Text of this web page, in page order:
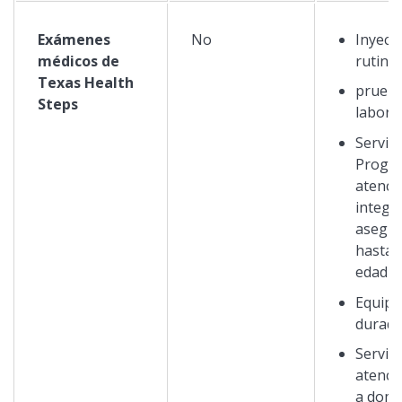
Exámenes
médicos de
Texas Health
Steps
No
rutina
hasta
edad
a